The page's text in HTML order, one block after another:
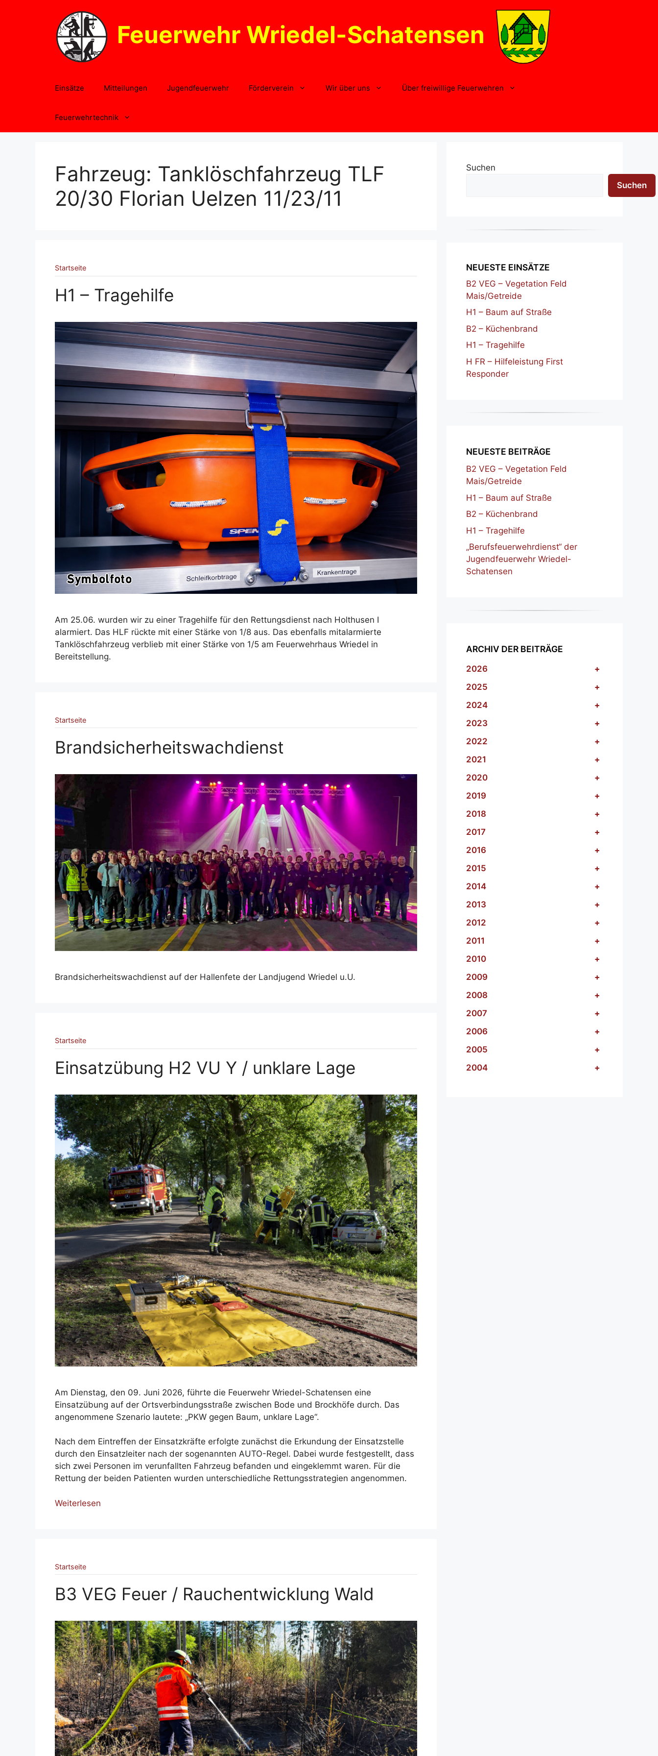
Feuerwehr Wriedel-Schatensen
Einsätze Mitteilungen Jugendfeuerwehr Förderverein Wir über uns Über freiwillige Feuerwehren
Feuerwehrtechnik
Fahrzeug: Tanklöschfahrzeug TLF
20/30 Florian Uelzen 11/23/11
Startseite
H1 – Tragehilfe
Am 25.06. wurden wir zu einer Tragehilfe für den Rettungsdienst nach Holthusen I
alarmiert. Das HLF rückte mit einer Stärke von 1/8 aus. Das ebenfalls mitalarmierte
Tanklöschfahrzeug verblieb mit einer Stärke von 1/5 am Feuerwehrhaus Wriedel in
Bereitstellung.
Startseite
Brandsicherheitswachdienst
Brandsicherheitswachdienst auf der Hallenfete der Landjugend Wriedel u.U.
Startseite
Einsatzübung H2 VU Y / unklare Lage
Am Dienstag, den 09. Juni 2026, führte die Feuerwehr Wriedel-Schatensen eine
Einsatzübung auf der Ortsverbindungsstraße zwischen Bode und Brockhöfe durch. Das
angenommene Szenario lautete: „PKW gegen Baum, unklare Lage“.
Nach dem Eintreffen der Einsatzkräfte erfolgte zunächst die Erkundung der Einsatzstelle
durch den Einsatzleiter nach der sogenannten AUTO-Regel. Dabei wurde festgestellt, dass
sich zwei Personen im verunfallten Fahrzeug befanden und eingeklemmt waren. Für die
Rettung der beiden Patienten wurden unterschiedliche Rettungsstrategien angenommen.
Weiterlesen
Startseite
B3 VEG Feuer / Rauchentwicklung Wald
Suchen
Suchen
NEUESTE EINSÄTZE
B2 VEG – Vegetation Feld
Mais/Getreide
H1 – Baum auf Straße
B2 – Küchenbrand
H1 – Tragehilfe
H FR – Hilfeleistung First
Responder
NEUESTE BEITRÄGE
B2 VEG – Vegetation Feld
Mais/Getreide
H1 – Baum auf Straße
B2 – Küchenbrand
H1 – Tragehilfe
„Berufsfeuerwehrdienst“ der
Jugendfeuerwehr Wriedel-
Schatensen
ARCHIV DER BEITRÄGE
2026
+
2025
+
2024
+
2023
+
2022
+
2021
+
2020
+
2019
+
2018
+
2017
+
2016
+
2015
+
2014
+
2013
+
2012
+
2011
+
2010
+
2009
+
2008
+
2007
+
2006
+
2005
+
2004
+